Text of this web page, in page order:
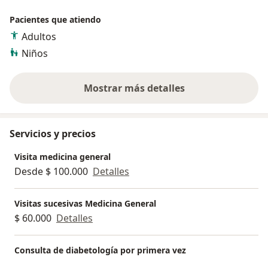
Pacientes que atiendo
Adultos
Niños
Mostrar más detalles
sobre la experiencia
Servicios y precios
Visita medicina general
Desde $ 100.000 Detalles
Visitas sucesivas Medicina General
$ 60.000 Detalles
Consulta de diabetología por primera vez